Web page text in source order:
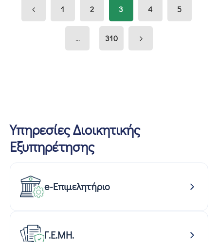
1 2 3 4 5
... 310
Υπηρεσίες Διοικητικής
Εξυπηρέτησης
e-Επιμελητήριο
Γ.Ε.ΜΗ.